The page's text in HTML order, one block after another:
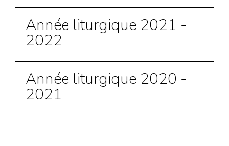
Année liturgique 2021 -
2022
Année liturgique 2020 -
2021